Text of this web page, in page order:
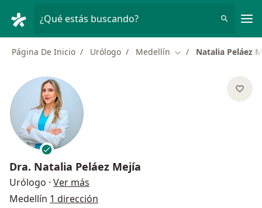
¿Qué estás buscando?
Página De Inicio Urólogo Medellín Cambiar de ciudad
Natalia Peláez
Dra. Natalia Peláez Mejía
Urólogo · Ver más
Medellín 1 dirección